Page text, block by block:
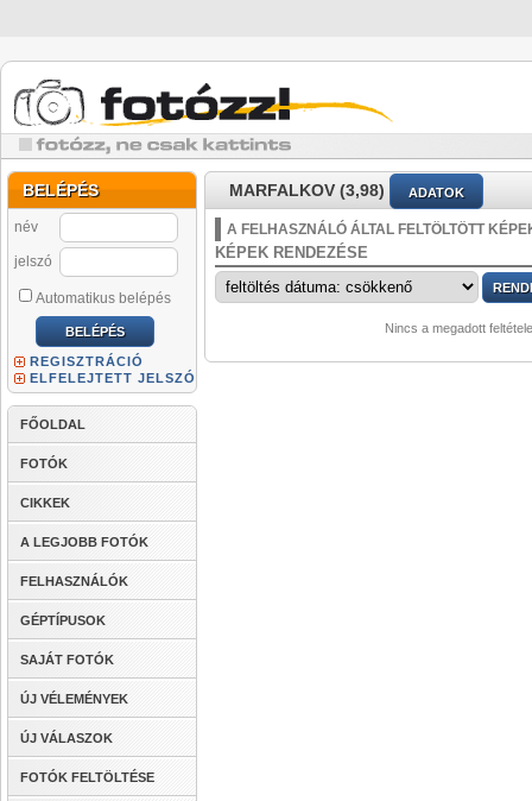
BELÉPÉS
név
jelszó
Automatikus belépés
REGISZTRÁCIÓ
ELFELEJTETT JELSZÓ
FŐOLDAL
FOTÓK
CIKKEK
A LEGJOBB FOTÓK
FELHASZNÁLÓK
GÉPTÍPUSOK
SAJÁT FOTÓK
ÚJ VÉLEMÉNYEK
ÚJ VÁLASZOK
FOTÓK FELTÖLTÉSE
MARFALKOV (3,98) ADATOK
A FELHASZNÁLÓ ÁLTAL FELTÖLTÖTT
KÉPEK RENDEZÉSE
Nincs a megadott